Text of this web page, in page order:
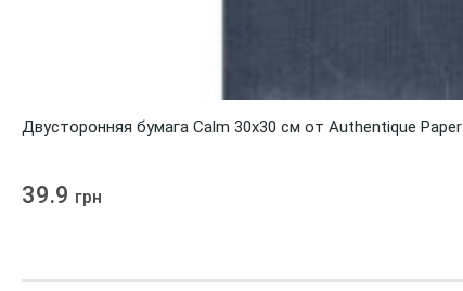
Двусторонняя бумага Calm 30х30 см от Authentique Paper
39.9 грн